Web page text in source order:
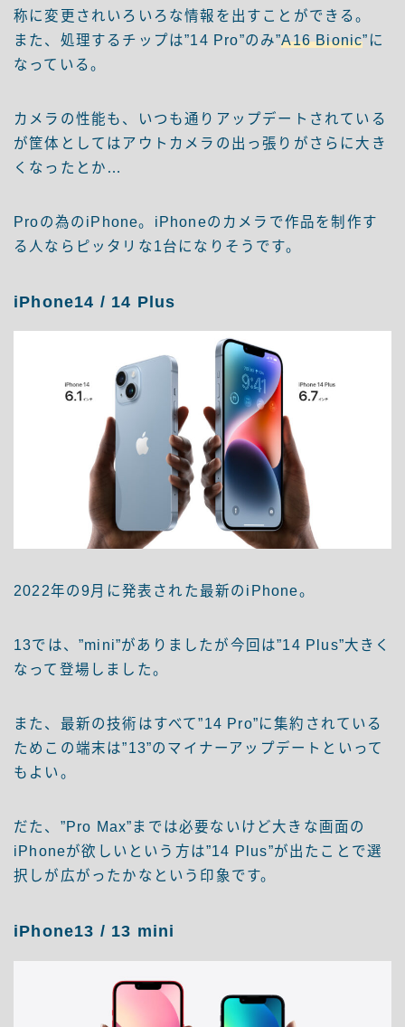
称に変更されいろいろな情報を出すことができる。
また、処理するチップは”14 Pro”のみ”A16 Bionic”に
なっている。
カメラの性能も、いつも通りアップデートされている
が筐体としてはアウトカメラの出っ張りがさらに大き
くなったとか…
Proの為のiPhone。iPhoneのカメラで作品を制作す
る人ならピッタリな1台になりそうです。
iPhone14 / 14 Plus
2022年の9月に発表された最新のiPhone。
13では、”mini”がありましたが今回は”14 Plus”大きく
なって登場しました。
また、最新の技術はすべて”14 Pro”に集約されている
ためこの端末は”13”のマイナーアップデートといって
もよい。
だた、”Pro Max”までは必要ないけど大きな画面の
iPhoneが欲しいという方は”14 Plus”が出たことで選
択しが広がったかなという印象です。
iPhone13 / 13 mini